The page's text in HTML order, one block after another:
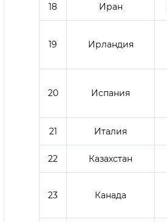
18 Иран
19 Ирландия
20 Испания
21 Италия
22 Казахстан
23 Канада